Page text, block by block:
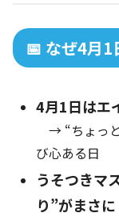
📅 なぜ4月1
4月1日はエ
→ “ちょっ
び心ある日
うそつきマ
り”がまさ